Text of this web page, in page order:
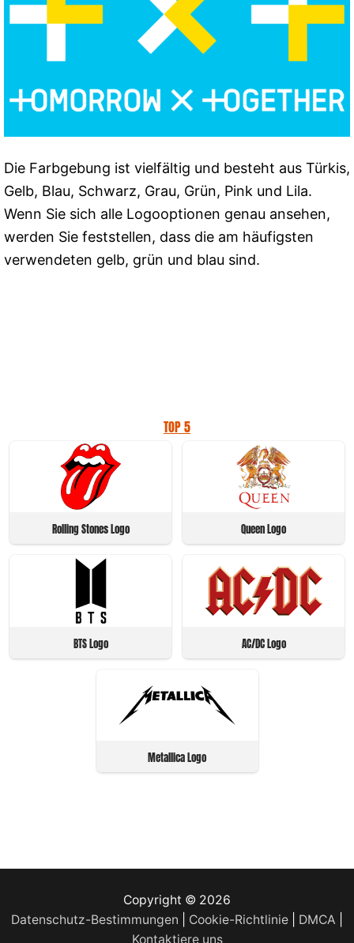
Die Farbgebung ist vielfältig und besteht aus Türkis,
Gelb, Blau, Schwarz, Grau, Grün, Pink und Lila.
Wenn Sie sich alle Logooptionen genau ansehen,
werden Sie feststellen, dass die am häufigsten
verwendeten gelb, grün und blau sind.
TOP 5
Rolling Stones Logo Queen Logo
BTS Logo AC/DC Logo
Metallica Logo
Copyright © 2026
Datenschutz-Bestimmungen
Cookie-Richtlinie DMCA
Kontaktiere uns